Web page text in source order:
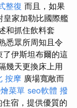
整復 而且，如果
皇家加勒比國際艦
和抓住飲料套
悉眾所周知且令
伊斯坦布爾的這
幾天更換床上用
按摩 廣場寬敞而
菜單 seo軟體 撥
住宿，提供優質的